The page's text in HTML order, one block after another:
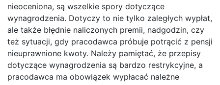
nieoceniona, są wszelkie spory dotyczące
wynagrodzenia. Dotyczy to nie tylko zaległych wypłat,
ale także błędnie naliczonych premii, nadgodzin, czy
też sytuacji, gdy pracodawca próbuje potrącić z pensji
nieuprawnione kwoty. Należy pamiętać, że przepisy
dotyczące wynagrodzenia są bardzo restrykcyjne, a
pracodawca ma obowiązek wypłacać należne